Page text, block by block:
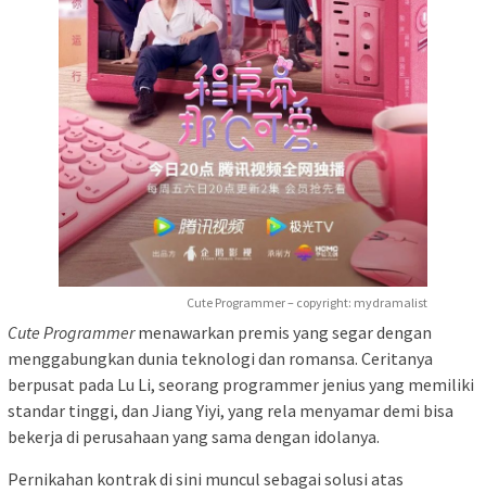
Cute Programmer – copyright: mydramalist
Cute Programmermenawarkan premis yang segar dengan
menggabungkan dunia teknologi dan romansa. Ceritanya
berpusat pada Lu Li, seorang programmer jenius yang memiliki
standar tinggi, dan Jiang Yiyi, yang rela menyamar demi bisa
bekerja di perusahaan yang sama dengan idolanya.
Pernikahan kontrak di sini muncul sebagai solusi atas